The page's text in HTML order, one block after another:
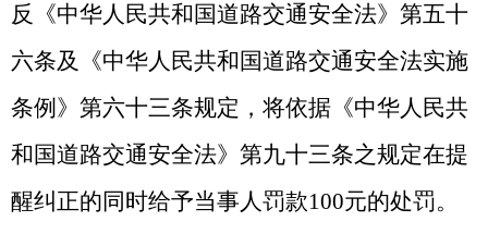
反《中华人民共和国道路交通安全法》第五十
六条及《中华人民共和国道路交通安全法实施
条例》第六十三条规定，将依据《中华人民共
和国道路交通安全法》第九十三条之规定在提
醒纠正的同时给予当事人罚款100元的处罚。